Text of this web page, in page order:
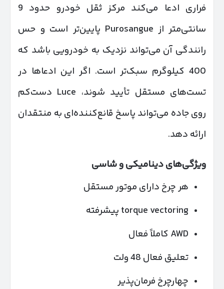
فراری ادعا می‌کند مرکز ثقل خودرو حدود 9
سانتی‌متر از Purosangue پایین‌تر است و حس
رانندگی آن می‌تواند نزدیک به خودرویی باشد که
400 کیلوگرم سبک‌تر است. اگر این ادعاها در
تست‌های مستقل تأیید شوند، Luce دست‌کم
روی جاده می‌تواند پاسخ قانع‌کننده‌ای به منتقدان
ارائه دهد.
ویژگی‌های دینامیکی و شاسی
هر چرخ دارای موتور مستقل
torque vectoring پیشرفته
AWD کاملاً فعال
تعلیق فعال 48 ولت
چهارچرخ فرمان‌پذیر